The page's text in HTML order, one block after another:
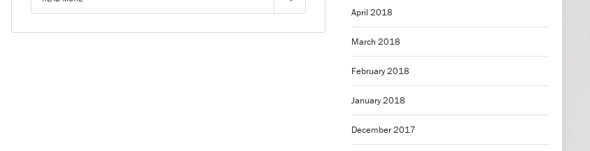
April 2018
March 2018
February 2018
January 2018
December 2017